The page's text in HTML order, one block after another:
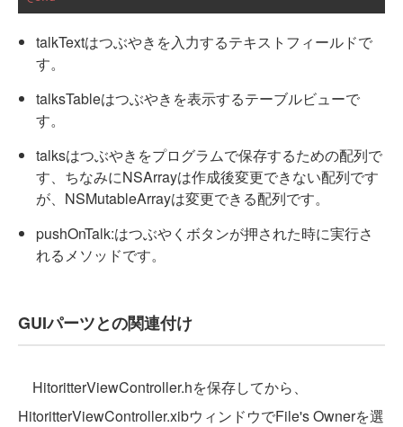
talkTextはつぶやきを入力するテキストフィールドで
す。
talksTableはつぶやきを表示するテーブルビューで
す。
talksはつぶやきをプログラムで保存するための配列で
す、ちなみにNSArrayは作成後変更できない配列です
が、NSMutableArrayは変更できる配列です。
pushOnTalk:はつぶやくボタンが押された時に実行さ
れるメソッドです。
GUIパーツとの関連付け
HitoritterViewController.hを保存してから、
HitoritterViewController.xibウィンドウでFile's Ownerを選